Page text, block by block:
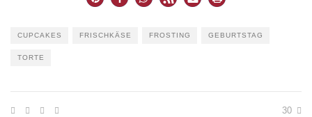
CUPCAKES FRISCHKÄSE FROSTING GEBURTSTAG
TORTE
30